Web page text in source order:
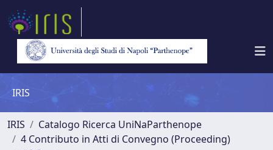
IRIS
IRIS
Catalogo Ricerca UniNaParthenope
4 Contributo in Atti di Convegno (Proceeding)